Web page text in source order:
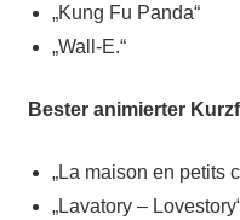
„Kung Fu Panda“
„Wall-E.“
Bester animierter
„La maison en petits
„Lavatory –